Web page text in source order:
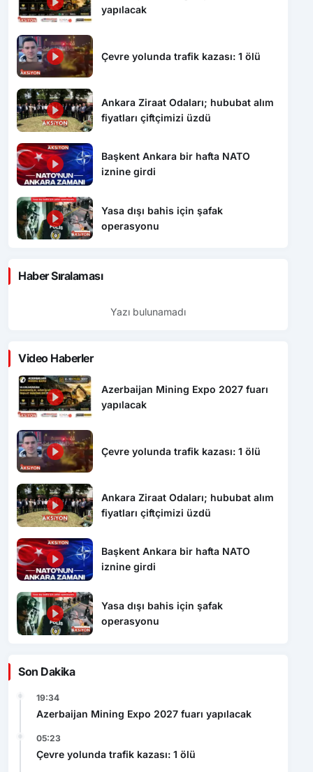
yapılacak
Çevre yolunda trafik kazası: 1 ölü
Ankara Ziraat Odaları; hububat alım
fiyatları çiftçimizi üzdü
Başkent Ankara bir hafta NATO
iznine girdi
Yasa dışı bahis için şafak
operasyonu
Haber Sıralaması
Yazı bulunamadı
Video Haberler
Azerbaijan Mining Expo 2027 fuarı
yapılacak
Çevre yolunda trafik kazası: 1 ölü
Ankara Ziraat Odaları; hububat alım
fiyatları çiftçimizi üzdü
Başkent Ankara bir hafta NATO
iznine girdi
Yasa dışı bahis için şafak
operasyonu
Son Dakika
19:34
Azerbaijan Mining Expo 2027 fuarı yapılacak
05:23
Çevre yolunda trafik kazası: 1 ölü